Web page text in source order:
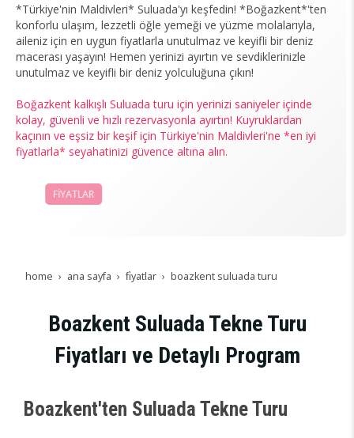
*Türkiye'nin Maldivleri* Suluada'yı keşfedin! *Boğazkent*'ten
konforlu ulaşım, lezzetli öğle yemeği ve yüzme molalarıyla,
aileniz için en uygun fiyatlarla unutulmaz ve keyifli bir deniz
macerası yaşayın! Hemen yerinizi ayırtın ve sevdiklerinizle
unutulmaz ve keyifli bir deniz yolculuğuna çıkın!
Boğazkent kalkışlı Suluada turu için yerinizi saniyeler içinde
kolay, güvenli ve hızlı rezervasyonla ayırtın! Kuyruklardan
kaçının ve eşsiz bir keşif için Türkiye'nin Maldivleri'ne *en iyi
fiyatlarla* seyahatinizi güvence altına alın.
FİYATLAR
home ana sayfa fi̇yatlar boazkent suluada turu
Boazkent Suluada Tekne Turu
Fiyatları ve Detaylı Program
Boazkent'ten Suluada Tekne Turu